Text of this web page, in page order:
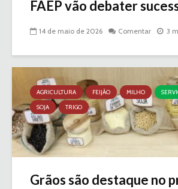
FAEP vão debater
14 de maio de 2026 Comentar 3
AGRICULTURA FEIJÃO MILHO
SOJA
TRIGO
Grãos são destaque no